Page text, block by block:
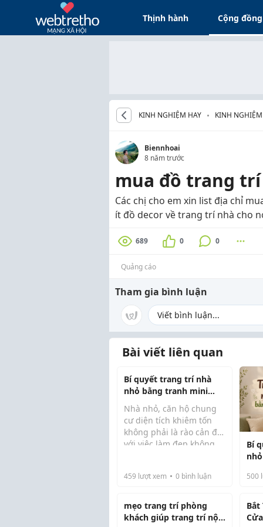
Thịnh hành Cộng đồng
KINH NGHIỆM HAY KINH
Biennhoai
8 năm trước
mua đồ trang
Các chị cho em xin list địa chỉ
ít đồ decor về trang trí nhà cho
689 0 0
Quảng cáo
Tham gia bình luận
Bài viết liên quan
Bí quyết trang trí nhà
nhỏ bằng tranh mini
siêu đẹp và tiết kiệm
Nhà nhỏ, căn hộ chung
cư diện tích khiêm tốn
không phải là rào cản đối
với việc làm đẹp không
được bố trí khéo léo, bạn
không ...
459 lượt xem 0 bình luận
Bí
500
mẹo trang trí phòng
khách giúp trang trí nội
Bắt